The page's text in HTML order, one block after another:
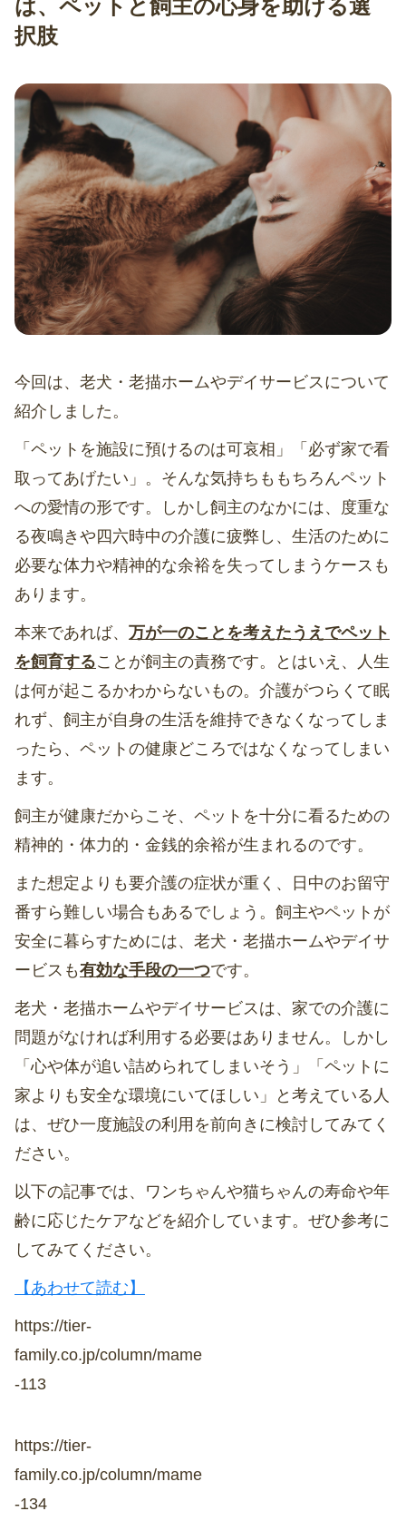
は、ペットと飼主の心身を助ける選
択肢
今回は、老犬・老描ホームやデイサービスについて
紹介しました。
「ペットを施設に預けるのは可哀相」「必ず家で看
取ってあげたい」。そんな気持ちももちろんペット
への愛情の形です。しかし飼主のなかには、度重な
る夜鳴きや四六時中の介護に疲弊し、生活のために
必要な体力や精神的な余裕を失ってしまうケースも
あります。
本来であれば、 万が一のことを考えたうえでペット
を飼育することが飼主の責務です。とはいえ、人生
は何が起こるかわからないもの。介護がつらくて眠
れず、飼主が自身の生活を維持できなくなってしま
ったら、ペットの健康どころではなくなってしまい
ます。
飼主が健康だからこそ、ペットを十分に看るための
精神的・体力的・金銭的余裕が生まれるのです。
また想定よりも要介護の症状が重く、日中のお留守
番すら難しい場合もあるでしょう。飼主やペットが
安全に暮らすためには、老犬・老描ホームやデイサ
ービスも有効な手段の一つです。
老犬・老描ホームやデイサービスは、家での介護に
問題がなければ利用する必要はありません。しかし
「心や体が追い詰められてしまいそう」「ペットに
家よりも安全な環境にいてほしい」と考えている人
は、ぜひ一度施設の利用を前向きに検討してみてく
ださい。
以下の記事では、ワンちゃんや猫ちゃんの寿命や年
齢に応じたケアなどを紹介しています。ぜひ参考に
してみてください。
【あわせて読む】
https://tier-
family.co.jp/column/mame
-113
https://tier-
family.co.jp/column/mame
-134